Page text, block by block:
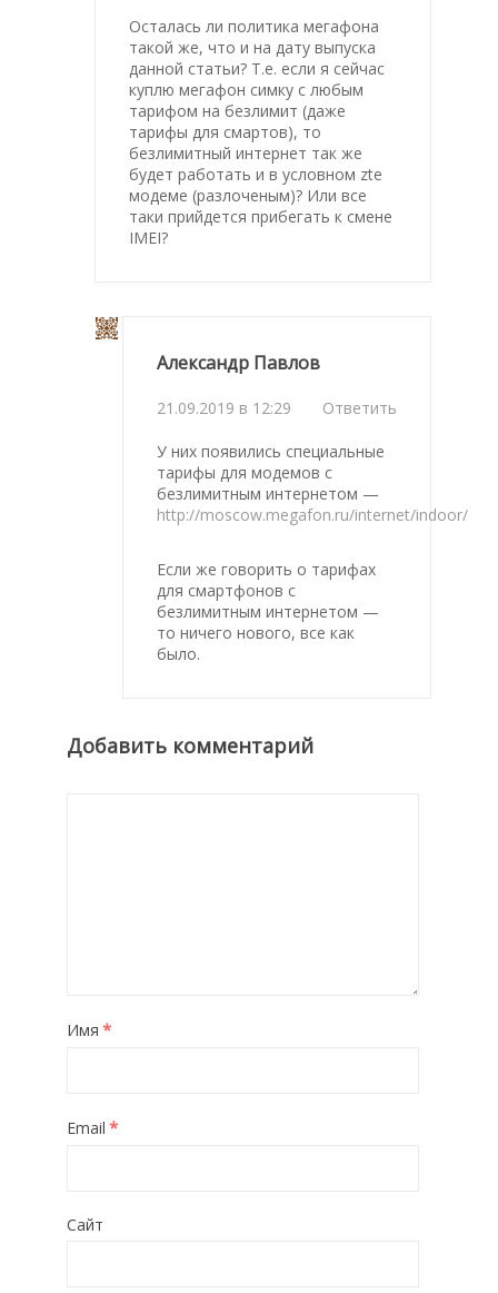
Осталась ли политика мегафона
такой же, что и на дату выпуска
данной статьи? Т.е. если я сейчас
куплю мегафон симку с любым
тарифом на безлимит (даже
тарифы для смартов), то
безлимитный интернет так же
будет работать и в условном zte
модеме (разлоченым)? Или все
таки прийдется прибегать к смене
IMEI?
Александр Павлов
21.09.2019 в 12:29 Ответить
У них появились специальные
тарифы для модемов с
безлимитным интернетом —
http://moscow.megafon.ru/internet/indoor/
Если же говорить о тарифах
для смартфонов с
безлимитным интернетом —
то ничего нового, все как
было.
Добавить комментарий
Имя *
Email *
Сайт